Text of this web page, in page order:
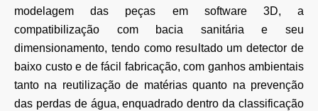
modelagem das peças em software 3D, a
compatibilização com bacia sanitária e seu
dimensionamento, tendo como resultado um detector de
baixo custo e de fácil fabricação, com ganhos ambientais
tanto na reutilização de matérias quanto na prevenção
das perdas de água, enquadrado dentro da classificação